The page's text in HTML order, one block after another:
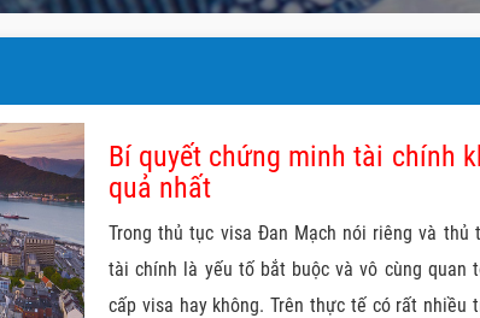
Bí quyết chứng minh tài chính
quả nhất
Trong thủ tục visa Đan Mạch nói riêng và
tài chính là yếu tố bắt buộc và vô cùng quan
cấp visa hay không. Trên thực tế có rất